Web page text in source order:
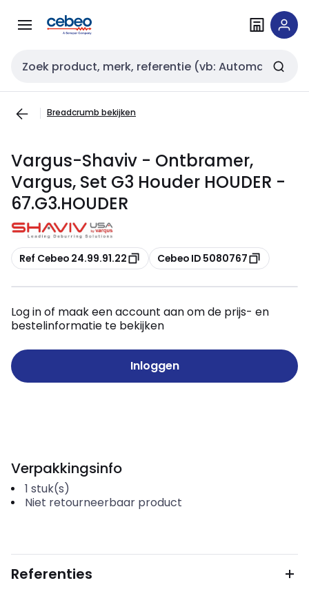
naar
naar
Zoekveld invoer
Breadcrumb bekijken
Vargus-Shaviv - Ontbramer,
Vargus, Set G3 Houder HOUDER -
67.G3.HOUDER
Kopiëren
Ref Cebeo 24.99.91.22 Kopiëren
Cebeo ID 5080767
Log in of maak een account aan om de prijs- en
bestelinformatie te bekijken
Inloggen
Verpakkingsinfo
1 stuk(s)
Niet retourneerbaar product
Referenties